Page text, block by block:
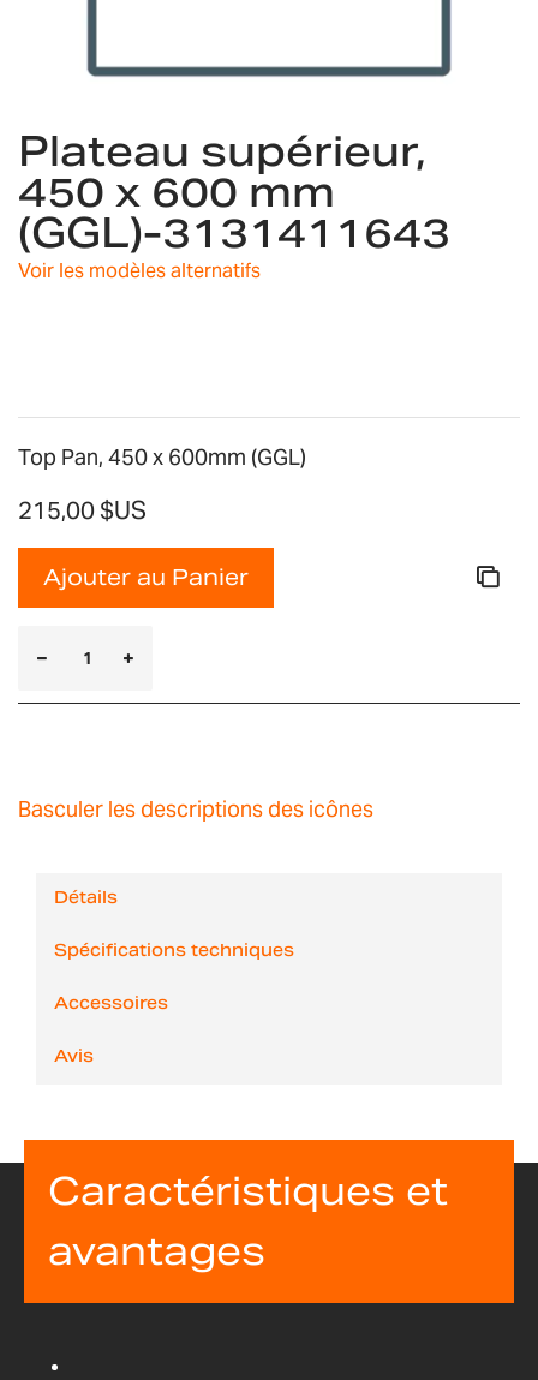
to
the
beginning
of
the
images
Plateau supérieur,
450 x 600 mm
(GGL)-3131411643
Voir les modèles alternatifs
Top Pan, 450 x 600mm (GGL)
215,00 $US
Ajouter au Panier
Basculer les descriptions des icônes
Détails
Spécifications techniques
Accessoires
Avis
Caractéristiques et
avantages